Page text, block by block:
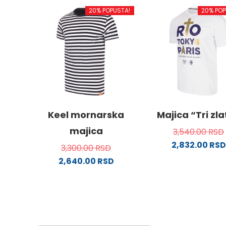
ima
više
varijanti.
Opcije
mogu
biti
izabrane
na
stranici
na
stranici
20% POPUSTA!
Keel mornarska
majica
3,300.00RSD
2,640.00 RSD
20%
Majica “Tri
3,540.00RSD
2,832.00 RSD